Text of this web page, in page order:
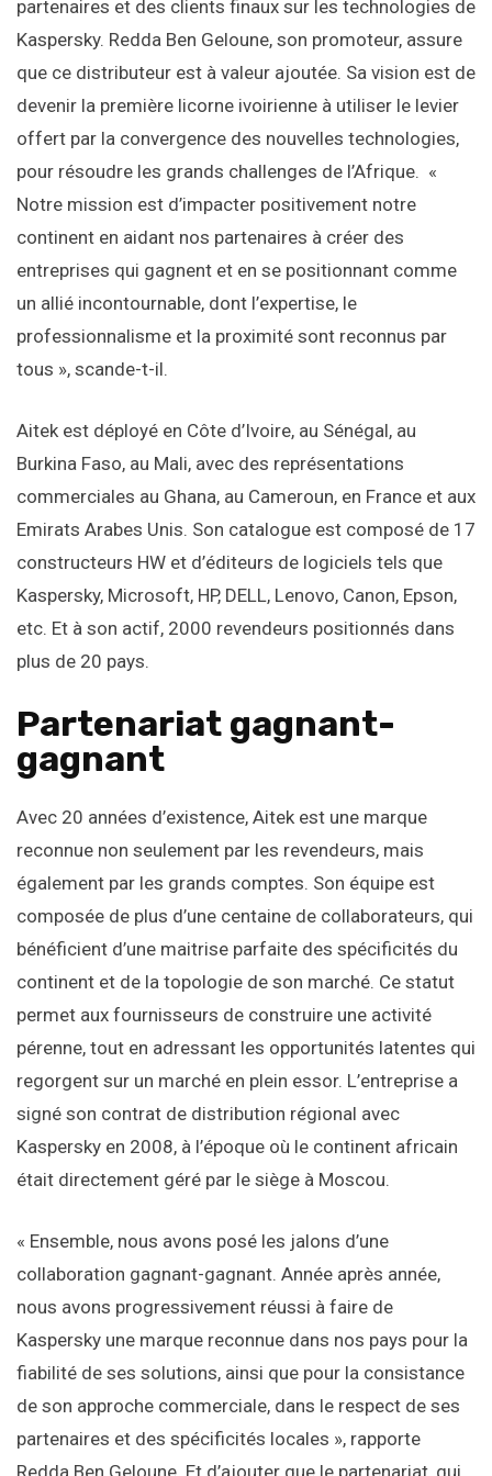
partenaires et des clients finaux sur les technologies de
Kaspersky. Redda Ben Geloune, son promoteur, assure
que ce distributeur est à valeur ajoutée. Sa vision est de
devenir la première licorne ivoirienne à utiliser le levier
offert par la convergence des nouvelles technologies,
pour résoudre les grands challenges de l’Afrique. «
Notre mission est d’impacter positivement notre
continent en aidant nos partenaires à créer des
entreprises qui gagnent et en se positionnant comme
un allié incontournable, dont l’expertise, le
professionnalisme et la proximité sont reconnus par
tous », scande-t-il.
Aitek est déployé en Côte d’Ivoire, au Sénégal, au
Burkina Faso, au Mali, avec des représentations
commerciales au Ghana, au Cameroun, en France et aux
Emirats Arabes Unis. Son catalogue est composé de 17
constructeurs HW et d’éditeurs de logiciels tels que
Kaspersky, Microsoft, HP, DELL, Lenovo, Canon, Epson,
etc. Et à son actif, 2000 revendeurs positionnés dans
plus de 20 pays.
Partenariat gagnant-
gagnant
Avec 20 années d’existence, Aitek est une marque
reconnue non seulement par les revendeurs, mais
également par les grands comptes. Son équipe est
composée de plus d’une centaine de collaborateurs, qui
bénéficient d’une maitrise parfaite des spécificités du
continent et de la topologie de son marché. Ce statut
permet aux fournisseurs de construire une activité
pérenne, tout en adressant les opportunités latentes qui
regorgent sur un marché en plein essor. L’entreprise a
signé son contrat de distribution régional avec
Kaspersky en 2008, à l’époque où le continent africain
était directement géré par le siège à Moscou.
« Ensemble, nous avons posé les jalons d’une
collaboration gagnant-gagnant. Année après année,
nous avons progressivement réussi à faire de
Kaspersky une marque reconnue dans nos pays pour la
fiabilité de ses solutions, ainsi que pour la consistance
de son approche commerciale, dans le respect de ses
partenaires et des spécificités locales », rapporte
Redda Ben Geloune. Et d’ajouter que le partenariat, qui